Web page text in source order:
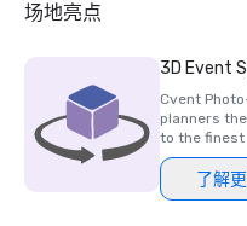
场地亮点
3D Event
Cvent
planners
to the finest
了解